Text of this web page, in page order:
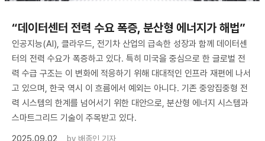
“데이터센터 전력 수요 폭증, 분산형 에너지가 해법”
인공지능(AI), 클라우드, 전기차 산업의 급속한 성장과 함께 데이터센
터의 전력 수요가 폭증하고 있다. 특히 미국을 중심으로 한 글로벌 전
력 수급 구조는 이 변화에 적응하기 위해 대대적인 인프라 재편에 나서
고 있으며, 한국 역시 이 흐름에서 예외는 아니다. 기존 중앙집중형 전
력 시스템의 한계를 넘어서기 위한 대안으로, 분산형 에너지 시스템과
스마트그리드 기술이 주목받고 있다.
2025.09.02
by 배종인 기자